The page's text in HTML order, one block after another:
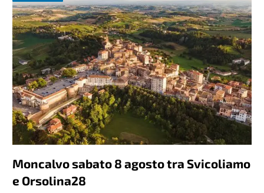
Moncalvo sabato 8 agosto tra Svicoliamo
e Orsolina28